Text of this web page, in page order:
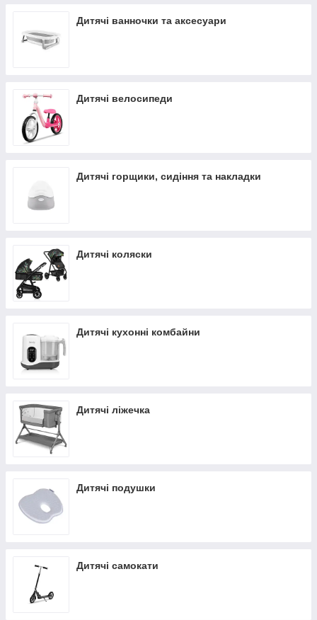
Дитячі ванночки та аксесуари
Дитячі велосипеди
Дитячі горщики, сидіння та накладки
Дитячі коляски
Дитячі кухонні комбайни
Дитячі ліжечка
Дитячі подушки
Дитячі самокати